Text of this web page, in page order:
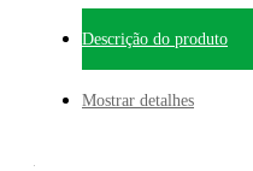
Descrição do produto
Mostrar detalhes